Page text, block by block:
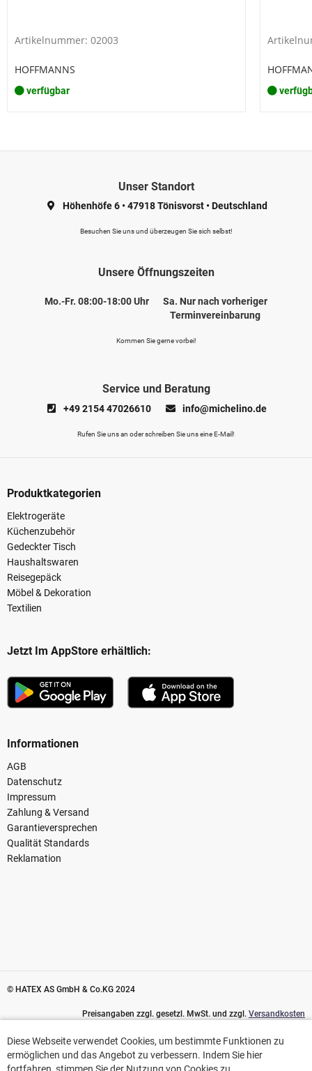
Artikelnummer: 02003
HOFFMANNS
verfügbar
Unser Standort
Höhenhöfe 6 •47918 Tönisvorst •Deutschland
Besuchen Sie uns und überzeugen Sie sich selbst!
Unsere Öffnungszeiten
Mo.-Fr. 08:00-18:00 Uhr
Sa. Nur nach vorheriger
Terminvereinbarung
Kommen Sie gerne vorbei!
Service und Beratung
+49 2154 47026610 info@michelino.de
Rufen Sie uns an oder schreiben Sie uns eine E-Mail!
Produktkategorien
Elektrogeräte
Küchenzubehör
Gedeckter Tisch
Haushaltswaren
Reisegepäck
Möbel & Dekoration
Textilien
Jetzt Im AppStore erhältlich:
Informationen
AGB
Datenschutz
Impressum
Zahlung & Versand
Garantieversprechen
Qualität Standards
Reklamation
© HATEX AS GmbH & Co.KG 2024
Preisangaben zzgl. gesetzl. MwSt. und zzgl. Versandkosten
Diese Webseite verwendet Cookies, um bestimmte Funktionen zu
ermöglichen und das Angebot zu verbessern. Indem Sie hier
Diese Webseite verwendet Cookies, um bestimmte Funktionen zu
ermöglichen und das Angebot zu verbessern. Indem Sie hier
fortfahren, stimmen Sie der Nutzung von Cookies zu.